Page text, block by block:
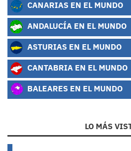
CANARIAS EN EL MUNDO
ANDALUCÍA EN EL MUNDO
ASTURIAS EN EL MUNDO
CANTABRIA EN EL MUNDO
BALEARES EN EL MUNDO
LO MÁS